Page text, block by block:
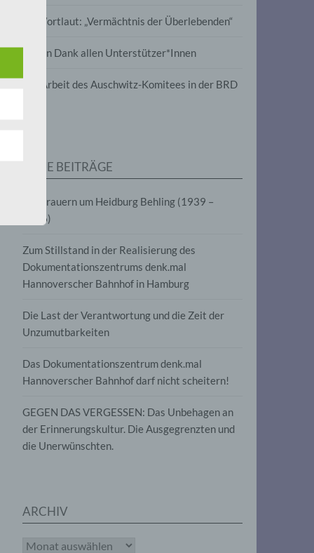
Im Wortlaut: „Vermächtnis der Überlebenden“
Vielen Dank allen Unterstützer*Innen
Zur Arbeit des Auschwitz-Komitees in der BRD
NEUE BEITRÄGE
Wir trauern um Heidburg Behling (1939 –
2026)
Zum Stillstand in der Realisierung des
Dokumentationszentrums denk.mal
Hannoverscher Bahnhof in Hamburg
Die Last der Verantwortung und die Zeit der
Unzumutbarkeiten
Das Dokumentationszentrum denk.mal
Hannoverscher Bahnhof darf nicht scheitern!
GEGEN DAS VERGESSEN: Das Unbehagen an
der Erinnerungskultur. Die Ausgegrenzten und
die Unerwünschten.
ARCHIV
Archiv